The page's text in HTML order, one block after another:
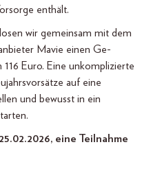
enthält.
wir gemeinsam mit dem
Mavie einen Ge-
Euro. Eine unkomplizierte
auf eine
und bewusst in ein
eine Teilnahme